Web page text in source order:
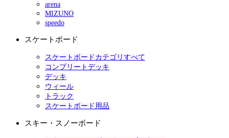
arena
MIZUNO
speedo
スケートボード
スケートボードカテゴリすべて
コンプリートデッキ
デッキ
ウィール
トラック
スケートボード用品
スキー・スノーボード